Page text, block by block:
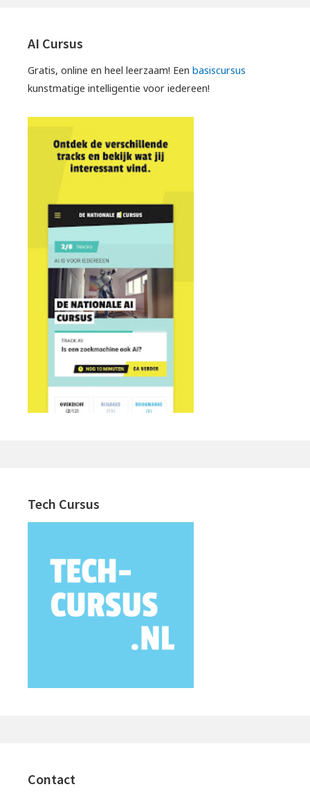
AI Cursus
Gratis, online en heel leerzaam! Een basiscursus
kunstmatige intelligentie voor iedereen!
Tech Cursus
Contact